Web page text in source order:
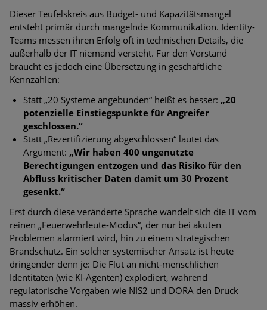
Dieser Teufelskreis aus Budget- und Kapazitätsmangel
entsteht primär durch mangelnde Kommunikation. Identity-
Teams messen ihren Erfolg oft in technischen Details, die
außerhalb der IT niemand versteht. Für den Vorstand
braucht es jedoch eine Übersetzung in geschäftliche
Kennzahlen:
Statt „20 Systeme angebunden“ heißt es besser: „20
potenzielle Einstiegspunkte für Angreifer
geschlossen.“
Statt „Rezertifizierung abgeschlossen“ lautet das
Argument: „Wir haben 400 ungenutzte
Berechtigungen entzogen und das Risiko für den
Abfluss kritischer Daten damit um 30 Prozent
gesenkt.“
Erst durch diese veränderte Sprache wandelt sich die IT vom
reinen „Feuerwehrleute-Modus“, der nur bei akuten
Problemen alarmiert wird, hin zu einem strategischen
Brandschutz. Ein solcher systemischer Ansatz ist heute
dringender denn je: Die Flut an nicht-menschlichen
Identitäten (wie KI-Agenten) explodiert, während
regulatorische Vorgaben wie NIS2 und DORA den Druck
massiv erhöhen.